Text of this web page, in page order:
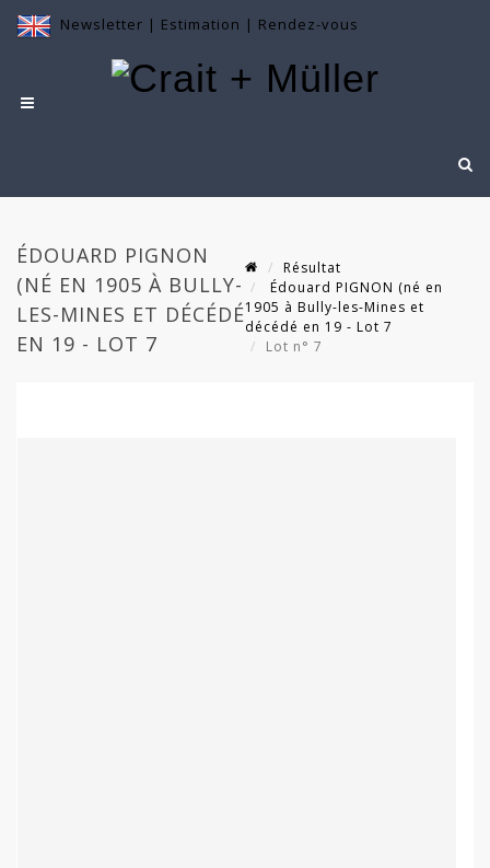
Newsletter | Estimation | Rendez-vous
ÉDOUARD PIGNON
(NÉ EN 1905 À BULLY-
LES-MINES ET DÉCÉDÉ
EN 19 - LOT 7
Résultat
Édouard PIGNON (né en
1905 à Bully-les-Mines et
décédé en 19 - Lot 7
Lot n° 7